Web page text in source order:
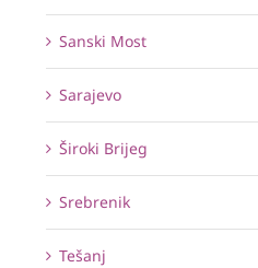
Sanski Most
Sarajevo
Široki Brijeg
Srebrenik
Tešanj